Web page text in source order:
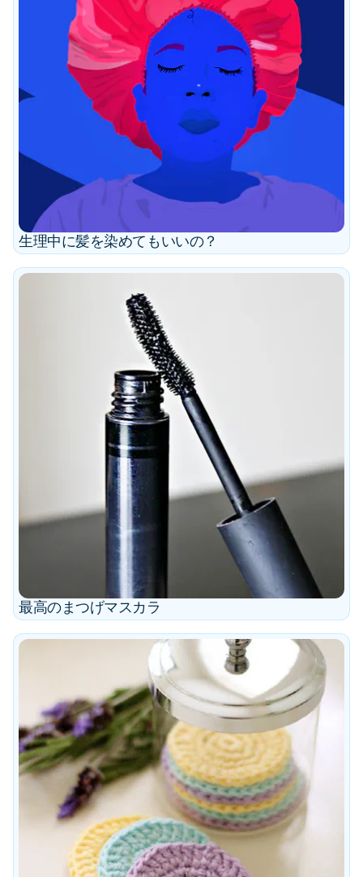
生理中に髪を染めてもいいの？
最高のまつげマスカラ